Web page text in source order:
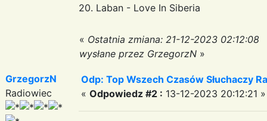
20. Laban - Love In Siberia
« Ostatnia zmiana: 21-12-2023 02:12:08
wysłane przez GrzegorzN »
GrzegorzN
Radiowiec
Odp: Top Wszech Czasów Słuchaczy
« Odpowiedz #2 : 13-12-2023 20:12:21 »